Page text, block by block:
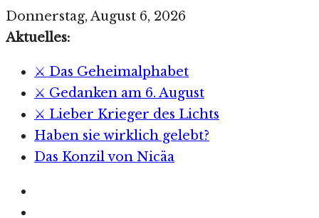
Zum
Inhalt
Donnerstag, August 6, 2026
Aktuelles:
⚔️ Das Geheimalphabet
⚔️ Gedanken am 6. August
⚔️ Lieber Krieger des Lichts
Haben sie wirklich gelebt?
Das Konzil von Nicäa